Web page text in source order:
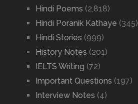
Hindi Poems (2,818)
Hindi Poranik Kathaye (345)
Hindi Stories (999)
History Notes (201)
IELTS Writing (72)
Important Questions (197)
Interview Notes (4)